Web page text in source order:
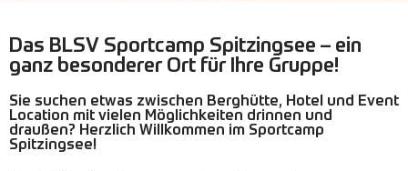
GRUPPEN
Das BLSV Sportcamp Spitzingsee – ein
ganz besonderer Ort für Ihre Gruppe!
Sie suchen etwas zwischen Berghütte, Hotel und Event
Location mit vielen Möglichkeiten drinnen und
draußen? Herzlich Willkommen im Sportcamp
Spitzingsee!